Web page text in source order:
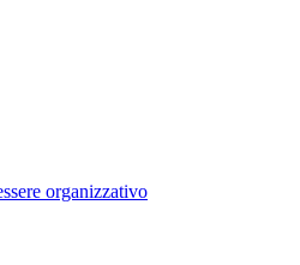
organizzativo